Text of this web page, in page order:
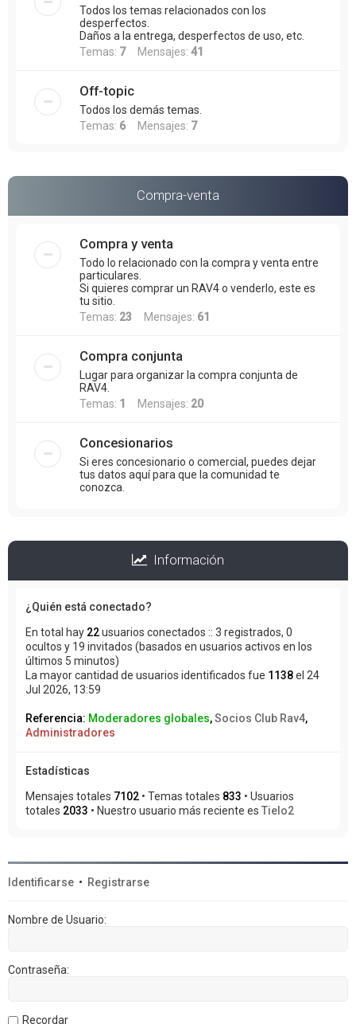
Todos los temas relacionados con los
desperfectos.
Daños a la entrega, desperfectos de uso, etc.
Temas: 7Mensajes: 41
Off-topic
Todos los demás temas.
Temas: 6 Mensajes: 7
Compra-venta
Compra y venta
Todo lo relacionado con la compra y venta entre
particulares.
Si quieres comprar un RAV4 o venderlo, este es
tu sitio.
Temas: 23 Mensajes: 61
Compra conjunta
Lugar para organizar la compra conjunta de
RAV4.
Temas: 1 Mensajes: 20
Concesionarios
Si eres concesionario o comercial, puedes dejar
tus datos aquí para que la comunidad te
conozca.
Información
¿Quién está conectado?
En total hay 22usuarios conectados :: 3 registrados, 0
ocultos y 19 invitados (basados en usuarios activos en los
últimos 5 minutos)
La mayor cantidad de usuarios identificados fue 1138el 24
Jul 2026, 13:59
Referencia: Moderadores globales,Socios Club Rav4,
Administradores
Estadísticas
Mensajes totales 7102 • Temas totales 833 • Usuarios
totales 2033 • Nuestro usuario más reciente es Tielo2
Identificarse • Registrarse
Nombre de Usuario:
Contraseña:
Recordar